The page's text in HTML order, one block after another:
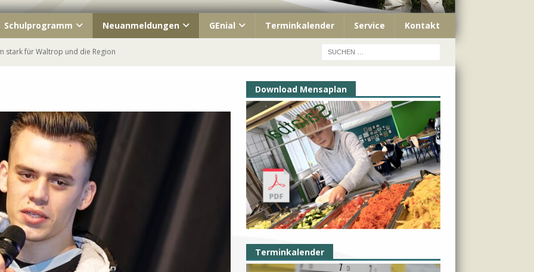
Schulprogramm Neuanmeldungen GEnial Terminkalender Service Kontakt
stark für Waltrop und die Region
unterwegs
Kennenlernfest
Waltrop – immer Teil unserer GEschichte
Download Mensaplan
Terminkalender